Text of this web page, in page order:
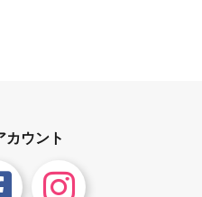
カウント